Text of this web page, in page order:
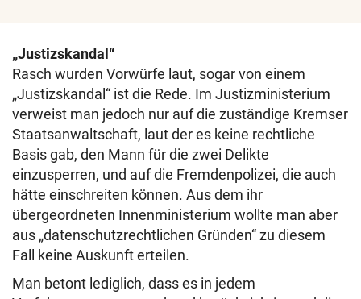
„Justizskandal“
Rasch wurden Vorwürfe laut, sogar von einem
„Justizskandal“ ist die Rede. Im Justizministerium
verweist man jedoch nur auf die zuständige Kremser
Staatsanwaltschaft, laut der es keine rechtliche
Basis gab, den Mann für die zwei Delikte
einzusperren, und auf die Fremdenpolizei, die auch
hätte einschreiten können. Aus dem ihr
übergeordneten Innenministerium wollte man aber
aus „datenschutzrechtlichen Gründen“ zu diesem
Fall keine Auskunft erteilen.
Man betont lediglich, dass es in jedem